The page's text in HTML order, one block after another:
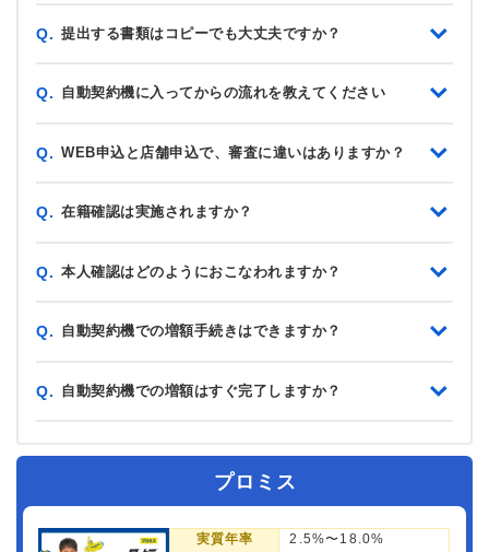
Q. 提出する書類はコピーでも大丈夫ですか？
Q. 自動契約機に入ってからの流れを教えてください
Q. WEB申込と店舗申込で、審査に違いはありますか？
Q. 在籍確認は実施されますか？
Q. 本人確認はどのようにおこなわれますか？
Q. 自動契約機での増額手続きはできますか？
Q. 自動契約機での増額はすぐ完了しますか？
プロミス
実質年率 2.5%〜18.0%